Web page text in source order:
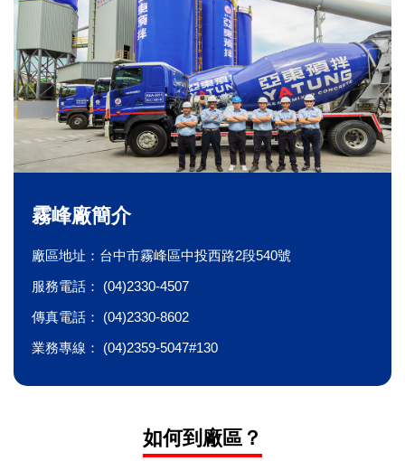
霧峰廠簡介
廠區地址：台中市霧峰區中投西路2段540號
服務電話： (04)2330-4507
傳真電話： (04)2330-8602
業務專線： (04)2359-5047#130
如何到廠區？